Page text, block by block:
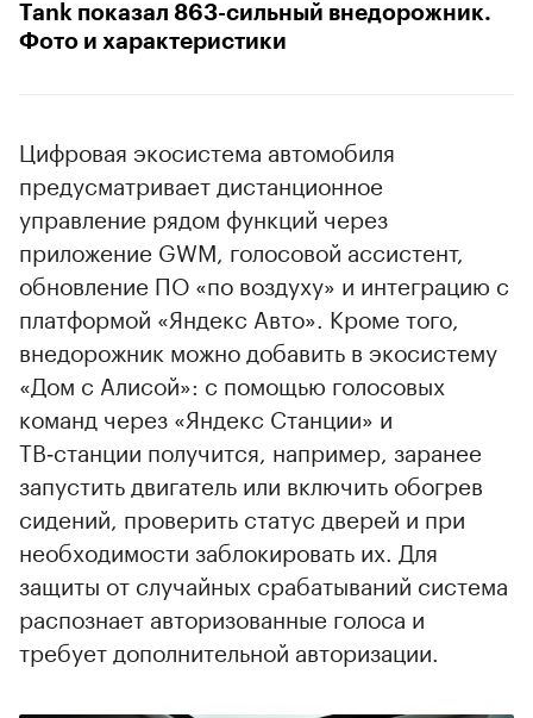
Tank показал 863-сильный внедорожник.
Фото и характеристики
Цифровая экосистема автомобиля
предусматривает дистанционное
управление рядом функций через
приложение GWM, голосовой ассистент,
обновление ПО «по воздуху» и интеграцию с
платформой «Яндекс Авто». Кроме того,
внедорожник можно добавить в экосистему
«Дом с Алисой»: с помощью голосовых
команд через «Яндекс Станции» и
ТВ‑станции получится, например, заранее
запустить двигатель или включить обогрев
сидений, проверить статус дверей и при
необходимости заблокировать их. Для
защиты от случайных срабатываний система
распознает авторизованные голоса и
требует дополнительной авторизации.